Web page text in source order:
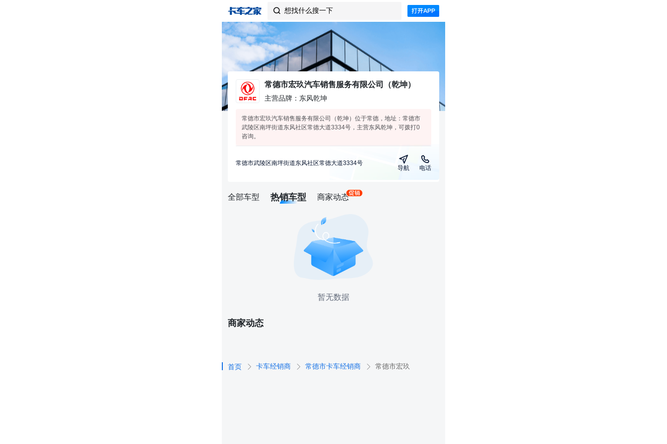
 想找什么搜一下
常德市宏玖汽车销售服务有限公司（乾坤）
主营品牌：东风乾坤
常德市宏玖汽车销售服务有限公司（乾坤）位于常德，地址：常德市
武陵区南坪街道东风社区常德大道3334号，主营东风乾坤，可拨打0
咨询。
常德市武陵区南坪街道东风社区常德大道3334号
导航 电话
全部车型 热销车型 商家动态
暂无数据
商家动态
首页 卡车经销商 常德市卡车经销商 常德市宏玖